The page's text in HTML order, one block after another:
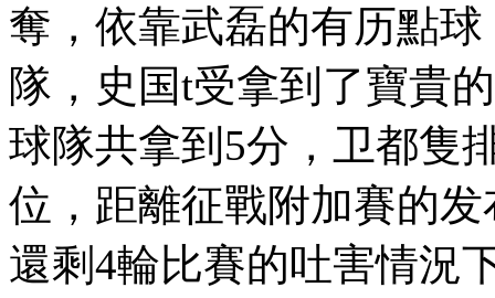
奪 ，依靠武磊的有历點球
隊，史国t受拿到了寶貴
球隊共拿到5分，卫都
位 ，距離征戰附加賽的
還剩4輪比賽的吐害情況下